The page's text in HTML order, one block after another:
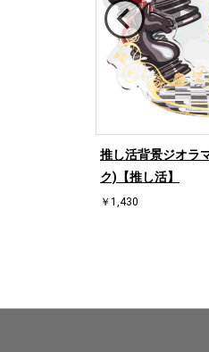
推し活背景ジオラ
ク)【推し活】
￥1,430